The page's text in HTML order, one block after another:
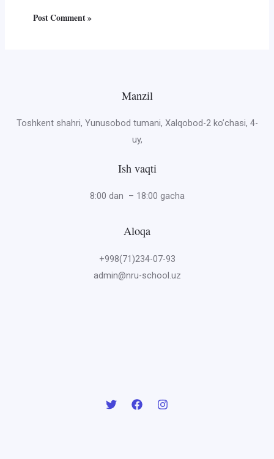
Manzil
Toshkent shahri, Yunusobod tumani, Xalqobod-2 ko’chasi, 4-
uy,
Ish vaqti
8:00 dan – 18:00 gacha
Aloqa
+998(71)234-07-93
admin@nru-school.uz